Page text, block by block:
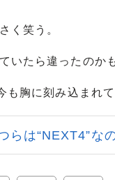
く笑う。
いたら違ったのか
胸に刻み込まれて
は“NEXT4”な